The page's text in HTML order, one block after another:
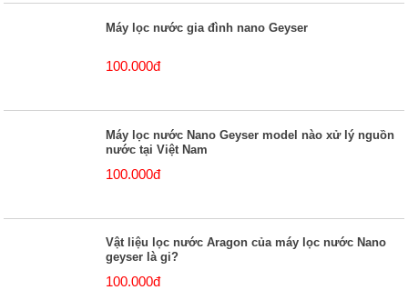
Máy lọc nước gia đình nano Geyser
100.000đ
Máy lọc nước Nano Geyser model nào xử lý nguồn
nước tại Việt Nam
100.000đ
Vật liệu lọc nước Aragon của máy lọc nước Nano
geyser là gi?
100.000đ